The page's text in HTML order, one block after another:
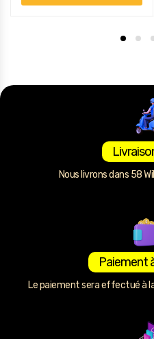
Nous livrons dans 58
Paiement
Le paiement sera effectué à